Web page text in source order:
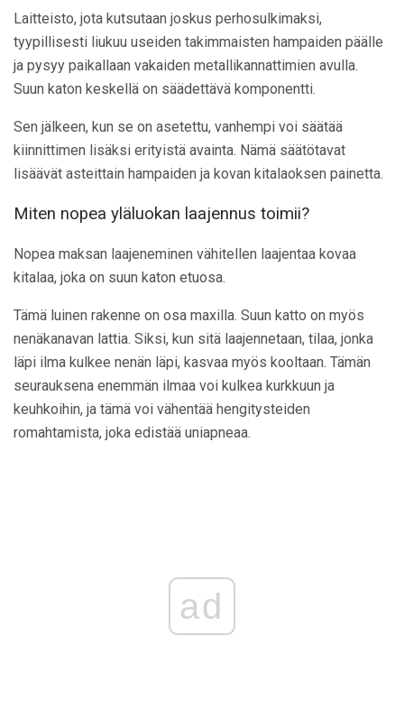
Laitteisto, jota kutsutaan joskus perhosulkimaksi,
tyypillisesti liukuu useiden takimmaisten hampaiden päälle
ja pysyy paikallaan vakaiden metallikannattimien avulla.
Suun katon keskellä on säädettävä komponentti.
Sen jälkeen, kun se on asetettu, vanhempi voi säätää
kiinnittimen lisäksi erityistä avainta. Nämä säätötavat
lisäävät asteittain hampaiden ja kovan kitalaoksen painetta.
Miten nopea yläluokan laajennus toimii?
Nopea maksan laajeneminen vähitellen laajentaa kovaa
kitalaa, joka on suun katon etuosa.
Tämä luinen rakenne on osa maxilla. Suun katto on myös
nenäkanavan lattia. Siksi, kun sitä laajennetaan, tilaa, jonka
läpi ilma kulkee nenän läpi, kasvaa myös kooltaan. Tämän
seurauksena enemmän ilmaa voi kulkea kurkkuun ja
keuhkoihin, ja tämä voi vähentää hengitysteiden
romahtamista, joka edistää uniapneaa.
ad